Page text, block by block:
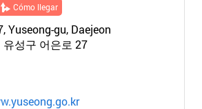
Cómo llegar
Yuseong-gu, Daejeon
성구 어은로 27